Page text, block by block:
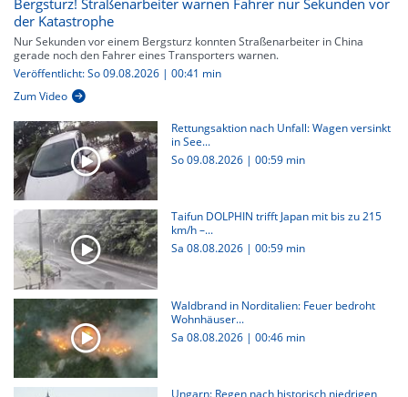
Bergsturz! Straßenarbeiter warnen Fahrer nur Sekunden vor
der Katastrophe
Nur Sekunden vor einem Bergsturz konnten Straßenarbeiter in China
gerade noch den Fahrer eines Transporters warnen.
Veröffentlicht: So 09.08.2026 | 00:41 min
Zum Video
Rettungsaktion nach Unfall: Wagen versinkt
in See...
So 09.08.2026 | 00:59 min
Taifun DOLPHIN trifft Japan mit bis zu 215
km/h –...
Sa 08.08.2026 | 00:59 min
Waldbrand in Norditalien: Feuer bedroht
Wohnhäuser...
Sa 08.08.2026 | 00:46 min
Ungarn: Regen nach historisch niedrigen